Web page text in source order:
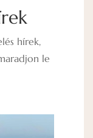
hírek,
le